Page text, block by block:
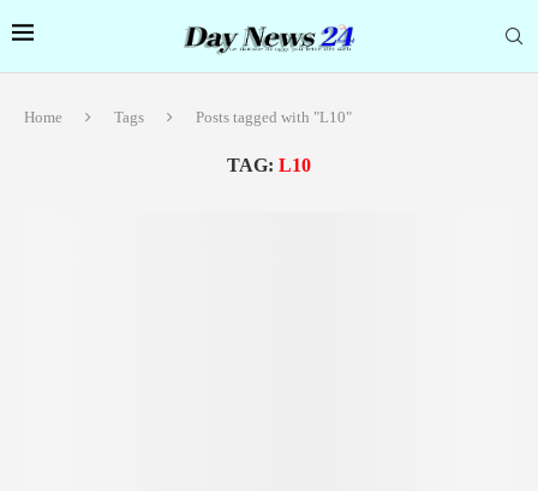
Home Tags Posts tagged with "L10"
TAG: L10